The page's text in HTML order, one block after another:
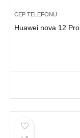
CEP TELEFONU
Huawei nova 12 Pro